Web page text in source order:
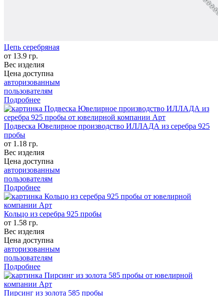
Цепь серебряная
от 13.9 гр.
Вес изделия
Цена доступна
авторизованным
пользователям
Подробнее
Подвеска Ювелирное производство ИЛЛАДА из серебра 925
пробы
от 1.18 гр.
Вес изделия
Цена доступна
авторизованным
пользователям
Подробнее
Кольцо из серебра 925 пробы
от 1.58 гр.
Вес изделия
Цена доступна
авторизованным
пользователям
Подробнее
Пирсинг из золота 585 пробы